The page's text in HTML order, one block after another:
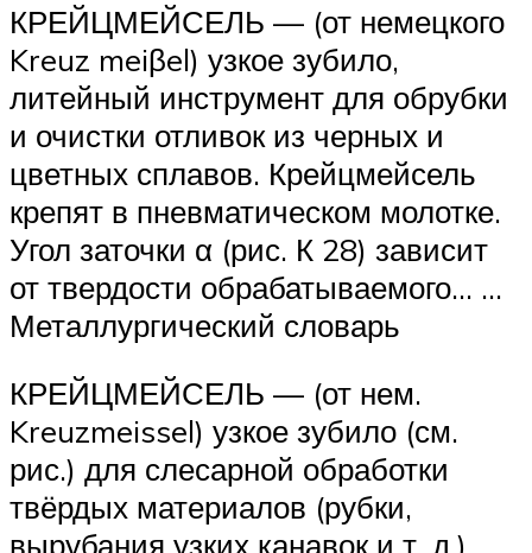
КРЕЙЦМЕЙСЕЛЬ — (от немецкого
Kreuz meiβel) узкое зубило,
литейный инструмент для обрубки
и очистки отливок из черных и
цветных сплавов. Крейцмейсель
крепят в пневматическом молотке.
Угол заточки α (рис. К 28) зависит
от твердости обрабатываемого… …
Металлургический словарь
КРЕЙЦМЕЙСЕЛЬ — (от нем.
Kreuzmeissel) узкое зубило (см.
рис.) для слесарной обработки
твёрдых материалов (рубки,
вырубания узких канавок и т. д.).